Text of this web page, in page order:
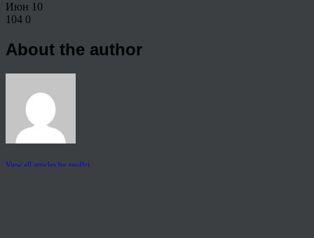
Июн 10
104 0
About the author
View all articles by rauffri